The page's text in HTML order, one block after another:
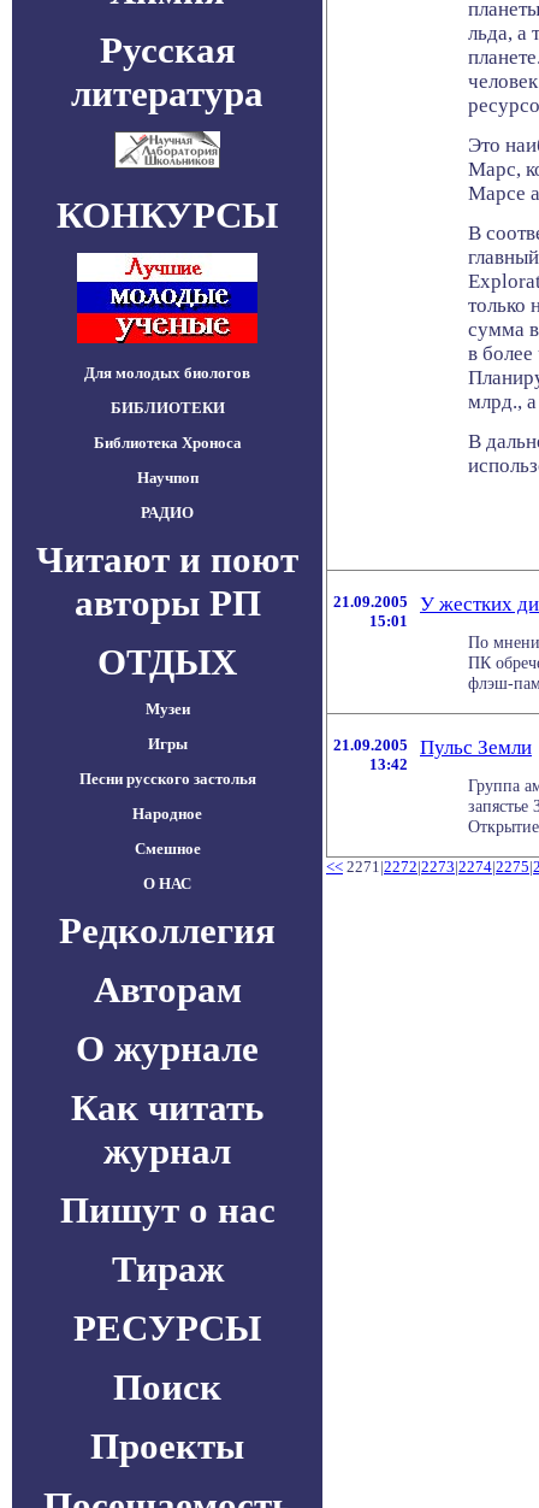
Русская
литература
КОНКУРСЫ
Для молодых биологов
БИБЛИОТЕКИ
Библиотека Хроноса
Научпоп
РАДИО
Читают и поют
авторы РП
ОТДЫХ
Музеи
Игры
Песни русского застолья
Народное
Смешное
О НАС
Редколлегия
Авторам
О журнале
Как читать
журнал
Пишут о нас
Тираж
РЕСУРСЫ
Поиск
Проекты
льда, а
Это
Марс,
Марсе
В
только
сумма
в
млрд.,
В
21.09.2005
15:01
У жестких
По
ПК
флэш-
21.09.2005
13:42
Пульс Земли
Группа
<< 2271|2272|2273|2274|2275|